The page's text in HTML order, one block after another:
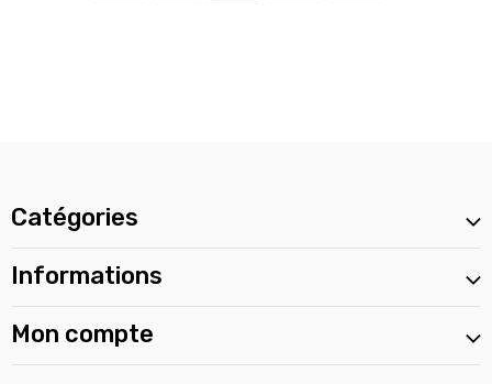
Catégories
Informations
Mon compte